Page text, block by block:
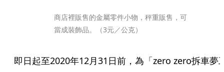
商店裡販售的金屬零件小物，秤重販售，可
當成裝飾品。（3元／公克）
即日起至2020年12月31日前，為「zero zero拆車夢